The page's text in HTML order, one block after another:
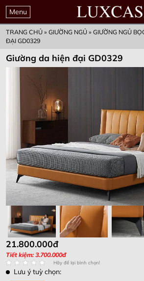
Menu
TRANG CHỦ » GIƯỜNG NGỦ » GIƯỜNG NGỦ
ĐẠI GD0329
Giường da hiện đại GD0329
21.800.000đ
Tiết kiệm: 3.700.000đ
Hãy để lại bình chọn!
Lưu ý tuỳ chọn:
THỜI GIAN
ƯU ĐÃI CHỈ CÒN
00
Ngày
00
Giờ
00
Phút
00
Giây